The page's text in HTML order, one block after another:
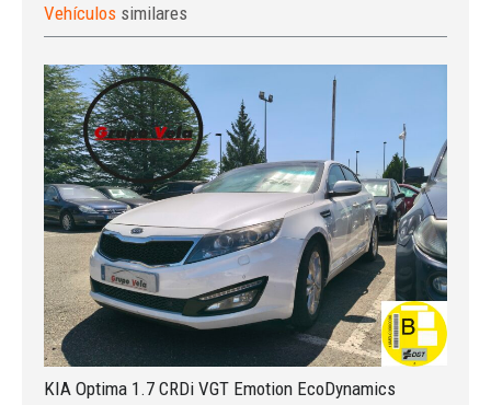
Vehículos similares
KIA Optima 1.7 CRDi VGT Emotion EcoDynamics